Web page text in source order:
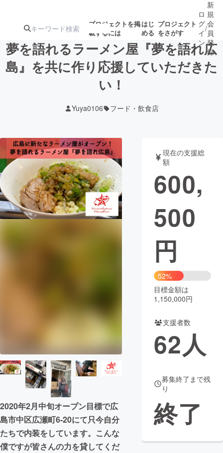
プロジェクトを掲
載するには
はじ
める
プロジェクト
をさがす
注目の新着プロ
テクノロジー・ガジェット
映像・映画 書籍・雑誌
ビジネス・起業 チャレンジ
CAMPFIRE Creation
コミュニティ
ロ
グ
イ
ン
/
新
規
会
員
登
録
夢を語れるラーメン屋『夢を語れ広
島』を共に作り応援していただきた
い！
Yuya0106 フード・飲食店
2020年2月中旬オープン目標で広
島市中区広瀬町6-20にて只今自分
たちで内装をしています。こんな
僕ですが皆さんの力を貸してくだ
現在の支援総
額
600,
500
円
52%
目標金額は
1,150,000円
支援者数
62人
募集終了まで残
り
終了